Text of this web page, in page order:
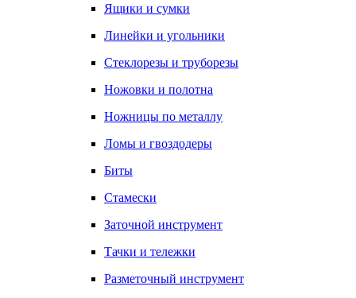
Ящики и сумки
Линейки и угольники
Стеклорезы и труборезы
Ножовки и полотна
Ножницы по металлу
Ломы и гвоздодеры
Биты
Стамески
Заточной инструмент
Тачки и тележки
Разметочный инструмент